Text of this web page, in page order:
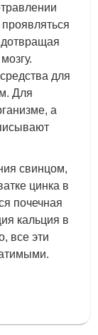
для
Для
а
свинцом,
цинка в
почечная
кальция в
все эти